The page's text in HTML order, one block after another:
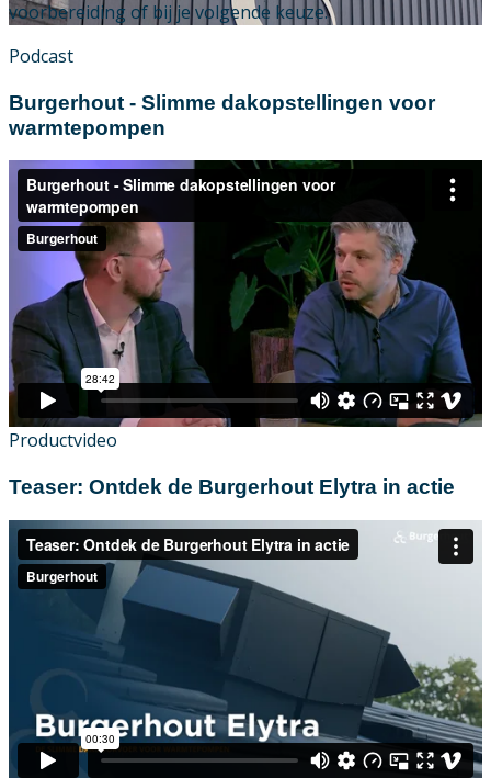
Academy
Over ons
Contact
voorbereiding of bij je volgende keuze.
Podcast
Burgerhout - Slimme dakopstellingen voor
warmtepompen
Productvideo
Teaser: Ontdek de Burgerhout Elytra in actie